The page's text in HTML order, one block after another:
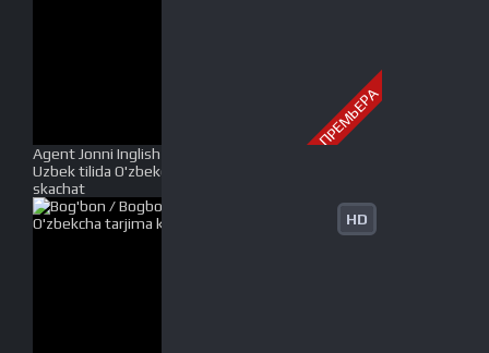
ПРЕМЬЕРА
Agent Jonni Inglish 2 / Joni English 2 / Izquvar 2
Uzbek tilida O'zbekcha tarjima kino 2003 HD tasix
skachat
HD